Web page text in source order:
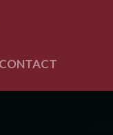
CONTACT